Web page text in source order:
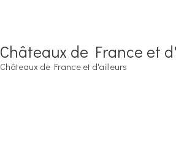
Châteaux de France et
Châteaux de France et d'ailleurs